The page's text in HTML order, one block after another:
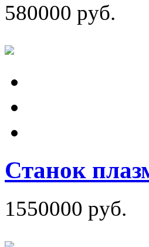
580000 руб.
Станок
1550000 руб.